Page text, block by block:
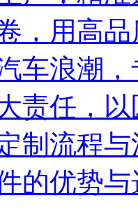
，用高
车浪潮
责任，
制流程
的优势